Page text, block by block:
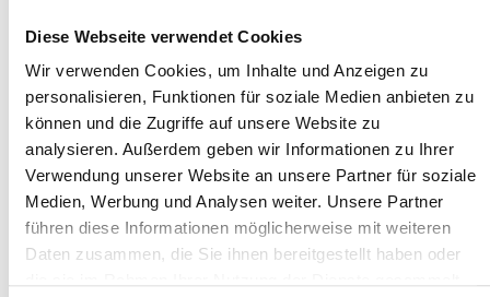
Diese Webseite verwendet Cookies
Wir verwenden Cookies, um Inhalte und Anzeigen zu
personalisieren, Funktionen für soziale Medien anbieten zu
können und die Zugriffe auf unsere Website zu
analysieren. Außerdem geben wir Informationen zu Ihrer
Verwendung unserer Website an unsere Partner für soziale
Medien, Werbung und Analysen weiter. Unsere Partner
führen diese Informationen möglicherweise mit weiteren
Daten zusammen, die Sie ihnen bereitgestellt haben oder
784,22 €* %
1.045,63 €* (25% gespart)
Inhalt: 1 Stk